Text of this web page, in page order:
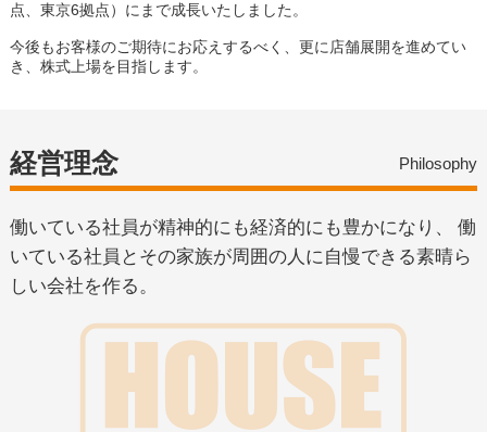
点、東京6拠点）にまで成長いたしました。
今後もお客様のご期待にお応えするべく、更に店舗展開を進めてい
き、株式上場を目指します。
経営理念 Philosophy
働いている社員が精神的にも経済的にも豊かになり、
働
いている社員とその家族が周囲の人に自慢できる素晴ら
しい会社を作る。